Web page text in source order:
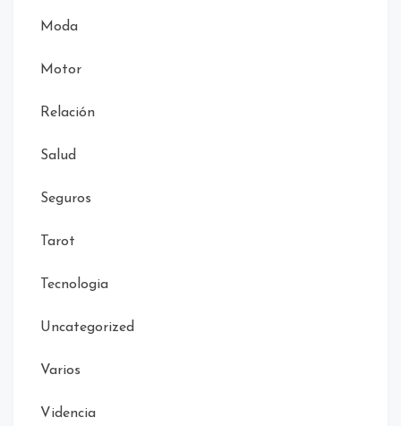
Moda
Motor
Relación
Salud
Seguros
Tarot
Tecnologia
Uncategorized
Varios
Videncia